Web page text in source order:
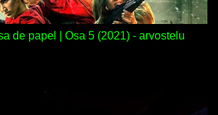
de papel | Osa 5 (2021) - arvostelu